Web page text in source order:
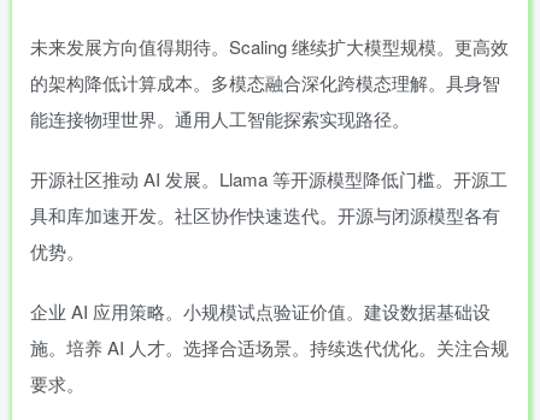
未来发展方向值得期待。Scaling 继续扩大模型规模。更高效
的架构降低计算成本。多模态融合深化跨模态理解。具身智
能连接物理世界。通用人工智能探索实现路径。
开源社区推动 AI 发展。Llama 等开源模型降低门槛。开源工
具和库加速开发。社区协作快速迭代。开源与闭源模型各有
优势。
企业 AI 应用策略。小规模试点验证价值。建设数据基础设
施。培养 AI 人才。选择合适场景。持续迭代优化。关注合规
要求。